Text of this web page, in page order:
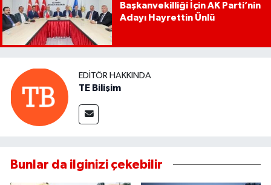
Başkanvekilliği İçin AK Parti’nin
Adayı Hayrettin Ünlü
EDITÖR HAKKINDA
TE Bilişim
Bunlar da ilginizi çekebilir